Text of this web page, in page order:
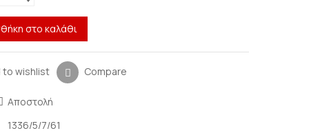
στο καλάθι
to wishlist Compare
Αποστολή
1336/5/7/61